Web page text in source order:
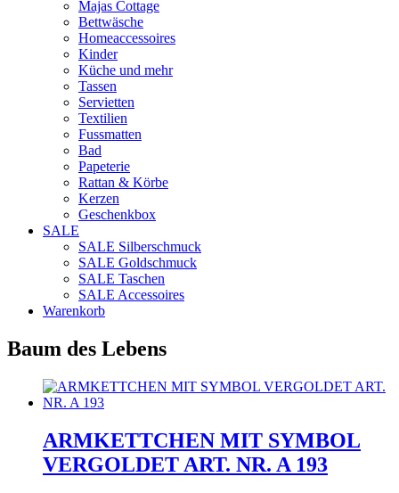
Majas Cottage
Bettwäsche
Homeaccessoires
Kinder
Küche und mehr
Tassen
Servietten
Textilien
Fussmatten
Bad
Papeterie
Rattan & Körbe
Kerzen
Geschenkbox
SALE
SALE Silberschmuck
SALE Goldschmuck
SALE Taschen
SALE Accessoires
Warenkorb
Baum des Lebens
ARMKETTCHEN MIT SYMBOL
VERGOLDET ART. NR. A 193